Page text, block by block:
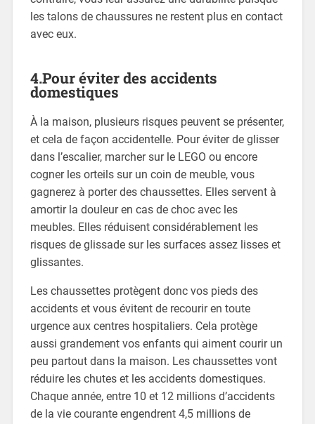
les talons de chaussures ne restent plus en contact
avec eux.
4.Pour éviter des accidents
domestiques
À la maison, plusieurs risques peuvent se présenter,
et cela de façon accidentelle. Pour éviter de glisser
dans l’escalier, marcher sur le LEGO ou encore
cogner les orteils sur un coin de meuble, vous
gagnerez à porter des chaussettes. Elles servent à
amortir la douleur en cas de choc avec les
meubles. Elles réduisent considérablement les
risques de glissade sur les surfaces assez lisses et
glissantes.
Les chaussettes protègent donc vos pieds des
accidents et vous évitent de recourir en toute
urgence aux centres hospitaliers. Cela protège
aussi grandement vos enfants qui aiment courir un
peu partout dans la maison. Les chaussettes vont
réduire les chutes et les accidents domestiques.
Chaque année, entre 10 et 12 millions d’accidents
de la vie courante engendrent 4,5 millions de